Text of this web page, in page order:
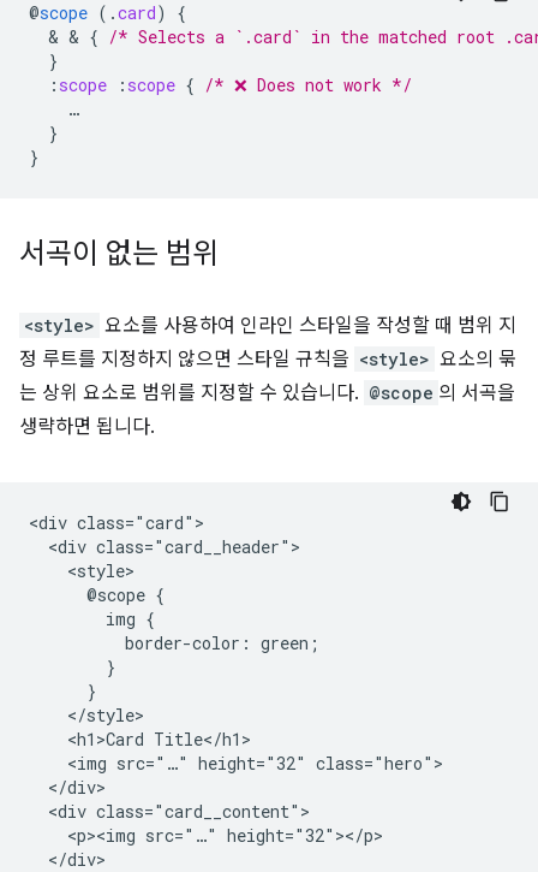
@scope ( .card)
{
  & &
{ /* Selects a `.card` in the matched root
}
: scope : scope { /* ❌ Does not work */
…
}
}
서곡이 없는 범위
<style> 요소를 사용하여 인라인 스타일을 작성할 때 범위 지
정 루트를 지정하지 않으면 스타일 규칙을 <style> 요소의 묶
는 상위 요소로 범위를 지정할 수 있습니다. @scope 의 서곡을
생략하면 됩니다.
<div class="card">
  <div class="card__header">
    <style>
      @scope {
        img {
          border-color: green;
        }
      }
    </style>
    <h1>Card Title</h1>
    <img src="…" height="32" class="hero">
  </div>
  <div class="card__content">
    <p><img src="…" height="32"></p>
  </div>